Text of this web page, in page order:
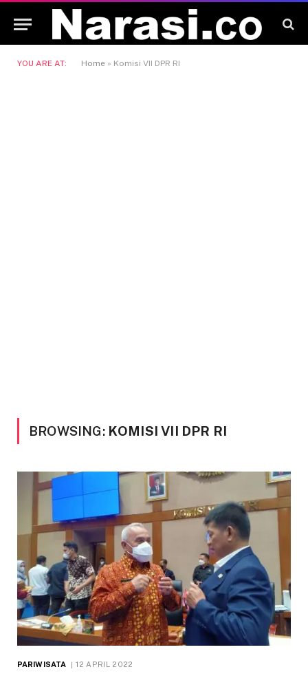
YOU ARE AT: Home » Komisi VII DPR RI
BROWSING: KOMISI VII DPR RI
PARIWISATA 12 APRIL 2022